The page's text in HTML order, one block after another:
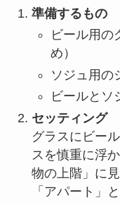
準備するもの
ビール用の
め）
ソジュ用の
ビールとソ
セッティング
グラスにビー
スを慎重に浮
物の上階」に
「アパート」